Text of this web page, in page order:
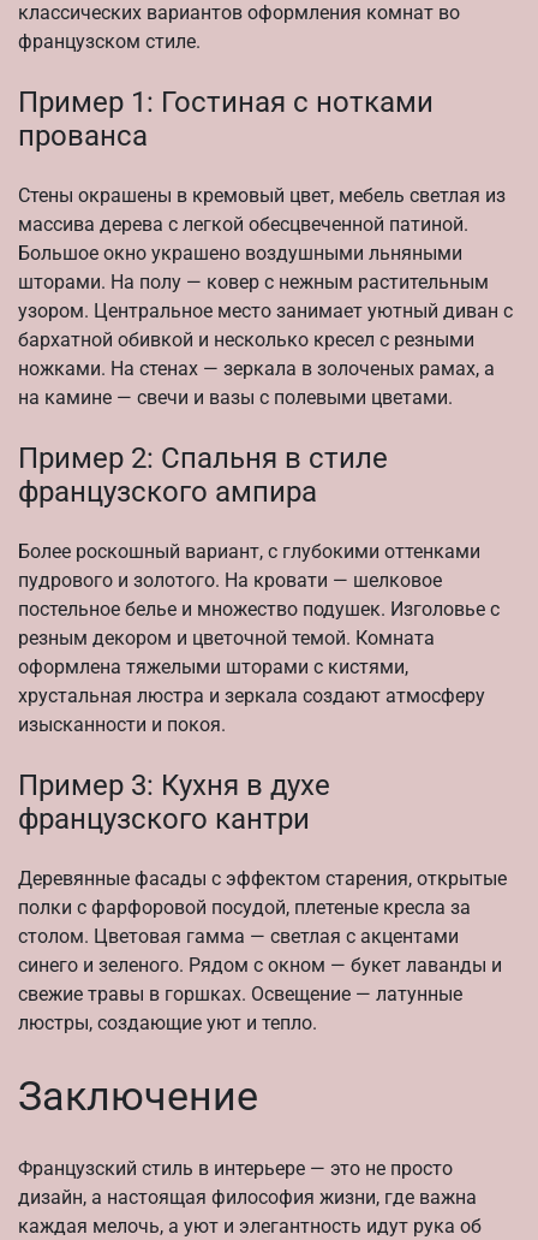
классических вариантов оформления комнат во
французском стиле.
Пример 1: Гостиная с нотками
прованса
Стены окрашены в кремовый цвет, мебель светлая из
массива дерева с легкой обесцвеченной патиной.
Большое окно украшено воздушными льняными
шторами. На полу — ковер с нежным растительным
узором. Центральное место занимает уютный диван с
бархатной обивкой и несколько кресел с резными
ножками. На стенах — зеркала в золоченых рамах, а
на камине — свечи и вазы с полевыми цветами.
Пример 2: Спальня в стиле
французского ампира
Более роскошный вариант, с глубокими оттенками
пудрового и золотого. На кровати — шелковое
постельное белье и множество подушек. Изголовье с
резным декором и цветочной темой. Комната
оформлена тяжелыми шторами с кистями,
хрустальная люстра и зеркала создают атмосферу
изысканности и покоя.
Пример 3: Кухня в духе
французского кантри
Деревянные фасады с эффектом старения, открытые
полки с фарфоровой посудой, плетеные кресла за
столом. Цветовая гамма — светлая с акцентами
синего и зеленого. Рядом с окном — букет лаванды и
свежие травы в горшках. Освещение — латунные
люстры, создающие уют и тепло.
Заключение
Французский стиль в интерьере — это не просто
дизайн, а настоящая философия жизни, где важна
каждая мелочь, а уют и элегантность идут рука об